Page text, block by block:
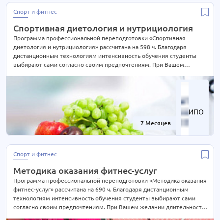
63 курса
Экспертиза и оценка
Эксплуатация 4 курса
Электроэнергетика 40 курсов
Юриспруденция 62 курса
ИПО
7 Месяцев -70%
Спорт и фитнес
Спортивная диетология и нутрициология
Программа профессиональной переподготовки «Спортивная
диетология и нутрициология» рассчитана на 598 ч. Благодаря
дистанционным технологиям интенсивность обучения студенты
выбирают сами согласно своим предпочтениям. При Вашем
2 РАЗА! Подробности уточняйте по телефону на сайте или отправьте
нам заявку для консультации.
Спорт и фитнес
Методика оказания фитнес-услуг
Программа профессиональной переподготовки «Методика оказания
фитнес-услуг» рассчитана на 690 ч. Благодаря дистанционным
технологиям интенсивность обучения студенты выбирают сами
согласно своим предпочтениям. При Вашем желании длительность